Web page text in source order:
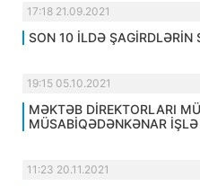
17:18 21.09.2021
SON 10 İLDƏ
19:15 05.10.2021
MƏKTƏB DİREKTORLARI
MÜSABİQƏDƏNKƏNAR
11:23 20.11.2021